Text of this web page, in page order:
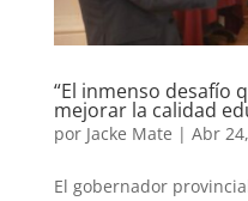
“El inmenso desafío
mejorar la calidad
por Jacke Mate | Abr
El gobernador